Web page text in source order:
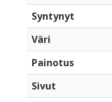
Syntynyt
Väri
Painotus
Sivut